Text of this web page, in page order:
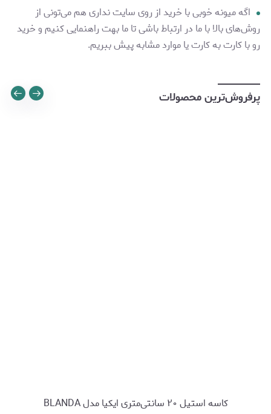
اگه میونه خوبی با خرید از روی سایت نداری هم می‌تونی از
روش‌های بالا با ما در ارتباط باشی تا ما بهت راهنمایی کنیم و خرید
رو با کارت به کارت یا موارد مشابه پیش ببریم.
پرفروش‌ترین محصولات
کاسه استیل ۲۰ سانتی‌متری ایکیا مدل BLANDA